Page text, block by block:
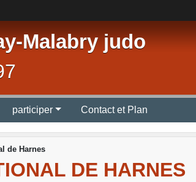
Malabry judo
participer Contact et Plan
de Harnes
DE HARNES